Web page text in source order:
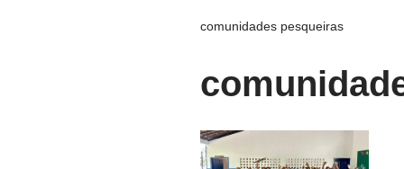
comunidades pesqueiras